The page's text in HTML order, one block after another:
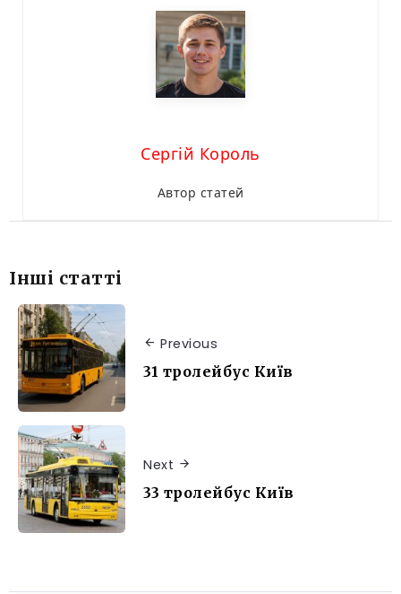
Сергій Король
Автор статей
Інші статті
Previous
31 тролейбус Київ
Next
33 тролейбус Київ